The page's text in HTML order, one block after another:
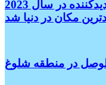
دبی مال با 105 میلیون بازدیدکننده در سال 2023
مکان در دنیا شد
در منطقه شلوغ